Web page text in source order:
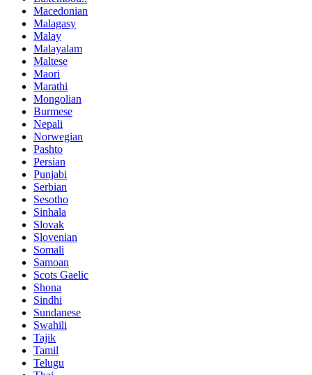
Macedonian
Malagasy
Malay
Malayalam
Maltese
Maori
Marathi
Mongolian
Burmese
Nepali
Norwegian
Pashto
Persian
Punjabi
Serbian
Sesotho
Sinhala
Slovak
Slovenian
Somali
Samoan
Scots Gaelic
Shona
Sindhi
Sundanese
Swahili
Tajik
Tamil
Telugu